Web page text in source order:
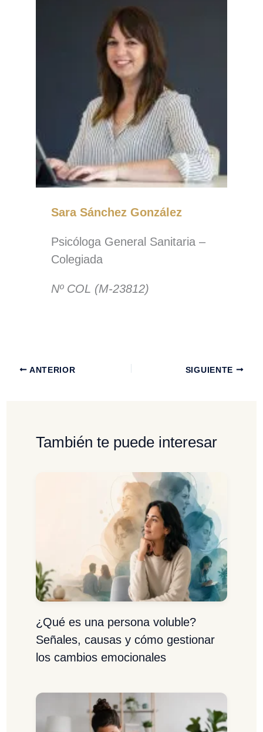
Sara Sánchez González
Psicóloga General Sanitaria –
Colegiada
Nº COL (M-23812)
ANTERIOR SIGUIENTE
También te puede interesar
¿Qué es una persona voluble?
Señales, causas y cómo gestionar
los cambios emocionales